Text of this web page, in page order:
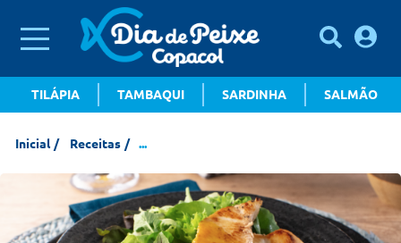
TILÁPIA TAMBAQUI SARDINHA SALMÃO
Inicial Receitas ...